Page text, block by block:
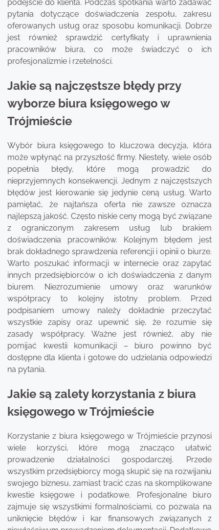
podejście do klienta. Podczas spotkania warto zadawać
pytania dotyczące doświadczenia zespołu, zakresu
oferowanych usług oraz sposobu komunikacji. Dobrze
jest również sprawdzić certyfikaty i uprawnienia
pracowników biura, co może świadczyć o ich
profesjonalizmie i rzetelności.
Jakie są najczęstsze błędy przy
wyborze biura księgowego w
Trójmieście
Wybór biura księgowego to kluczowa decyzja, która
może wpłynąć na przyszłość firmy. Niestety, wiele osób
popełnia błędy, które mogą prowadzić do
nieprzyjemnych konsekwencji. Jednym z najczęstszych
błędów jest kierowanie się jedynie ceną usług. Warto
pamiętać, że najtańsza oferta nie zawsze oznacza
najlepszą jakość. Często niskie ceny mogą być związane
z ograniczonym zakresem usług lub brakiem
doświadczenia pracowników. Kolejnym błędem jest
brak dokładnego sprawdzenia referencji i opinii o biurze.
Warto poszukać informacji w internecie oraz zapytać
innych przedsiębiorców o ich doświadczenia z danym
biurem. Niezrozumienie umowy oraz warunków
współpracy to kolejny istotny problem. Przed
podpisaniem umowy należy dokładnie przeczytać
wszystkie zapisy oraz upewnić się, że rozumie się
zasady współpracy. Ważne jest również, aby nie
pomijać kwestii komunikacji – biuro powinno być
dostępne dla klienta i gotowe do udzielania odpowiedzi
na pytania.
Jakie są zalety korzystania z biura
księgowego w Trójmieście
Korzystanie z biura księgowego w Trójmieście przynosi
wiele korzyści, które mogą znacząco ułatwić
prowadzenie działalności gospodarczej. Przede
wszystkim przedsiębiorcy mogą skupić się na rozwijaniu
swojego biznesu, zamiast tracić czas na skomplikowane
kwestie księgowe i podatkowe. Profesjonalne biuro
zajmuje się wszystkimi formalnościami, co pozwala na
uniknięcie błędów i kar finansowych związanych z